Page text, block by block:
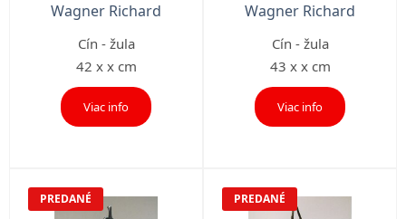
Wagner Richard
Cín - žula
42 x x cm
Viac info
Wagner Richard
Cín - žula
43 x x cm
Viac info
PREDANÉ PREDANÉ